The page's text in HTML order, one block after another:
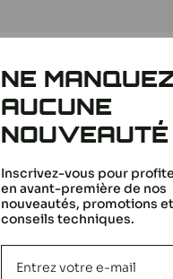
NE
AUCUNE
NOUVEAUTÉ
Inscrivez-vous pour
en avant-première de nos
nouveautés, promotions et
conseils techniques.